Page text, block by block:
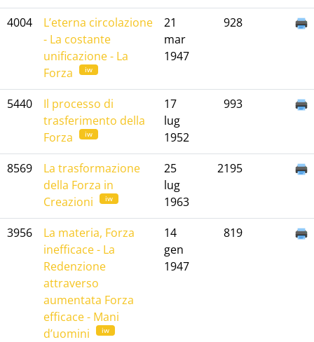
4004
L’eterna circolazione
- La costante
unificazione - La
Forza
iw
21
mar
1947
928
5440
Il processo di
trasferimento della
Forza
iw
17
lug
1952
993
8569
La trasformazione
della Forza in
Creazioni
iw
25
lug
1963
2195
3956
La materia, Forza
inefficace - La
Redenzione
attraverso
aumentata Forza
efficace - Mani
d’uomini
iw
14
gen
1947
819